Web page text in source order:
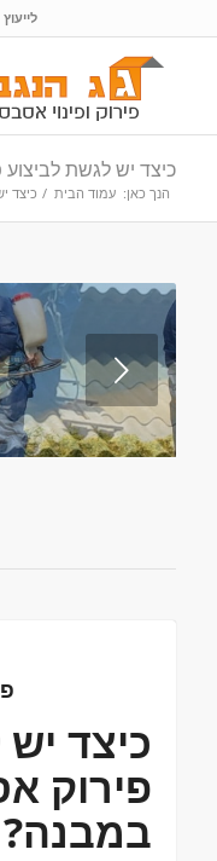
כיצד יש לגשת
הנך כאן: עמוד הבית / כיצד
1 2 3 4 5
כיצד
פירוק
במבנה?